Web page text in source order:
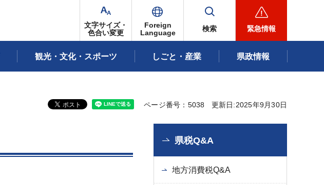
文字サイズ・
色合い変更
Foreign
Language
検索 緊急情報
観光・文化・スポーツ しごと・産業 県政情報
ページ番号：5038 更新日:2025年9月30日
県税Q&A
地方消費税Q&A